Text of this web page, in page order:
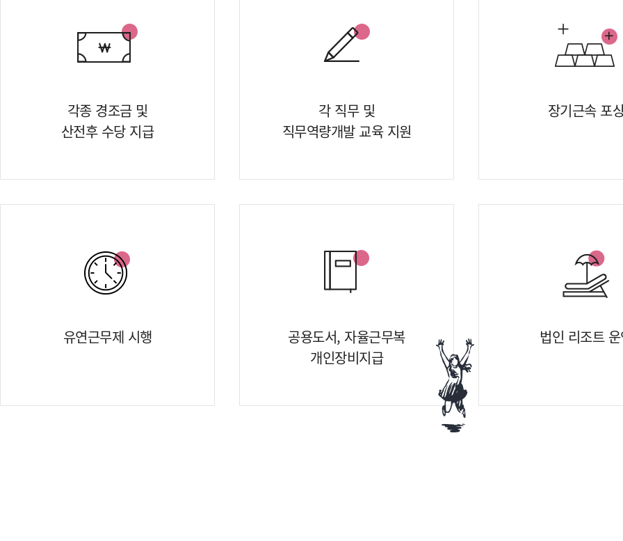
각종 경조금 및
산전후 수당 지급
각 직무 및
직무역량개발 교육 지원
장기근속 포
유연근무제 시행
공용도서, 자율근무복
개인장비지급
법인 리조트